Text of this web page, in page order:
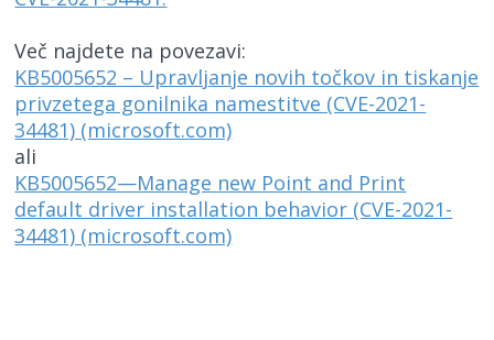
Več najdete na povezavi:
KB5005652 – Upravljanje novih točkov in tiskanje
privzetega gonilnika namestitve (CVE-2021-
34481) (microsoft.com)
ali
KB5005652—Manage new Point and Print
default driver installation behavior (CVE-2021-
34481) (microsoft.com)